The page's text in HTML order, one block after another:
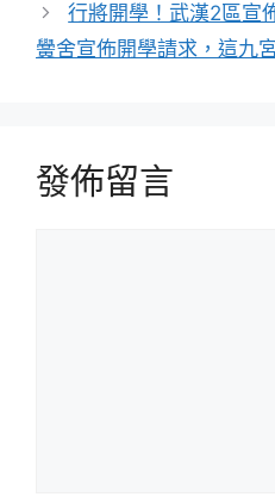
行將開學！武漢2區宣
黌舍宣佈開學請求，這九
發佈留言